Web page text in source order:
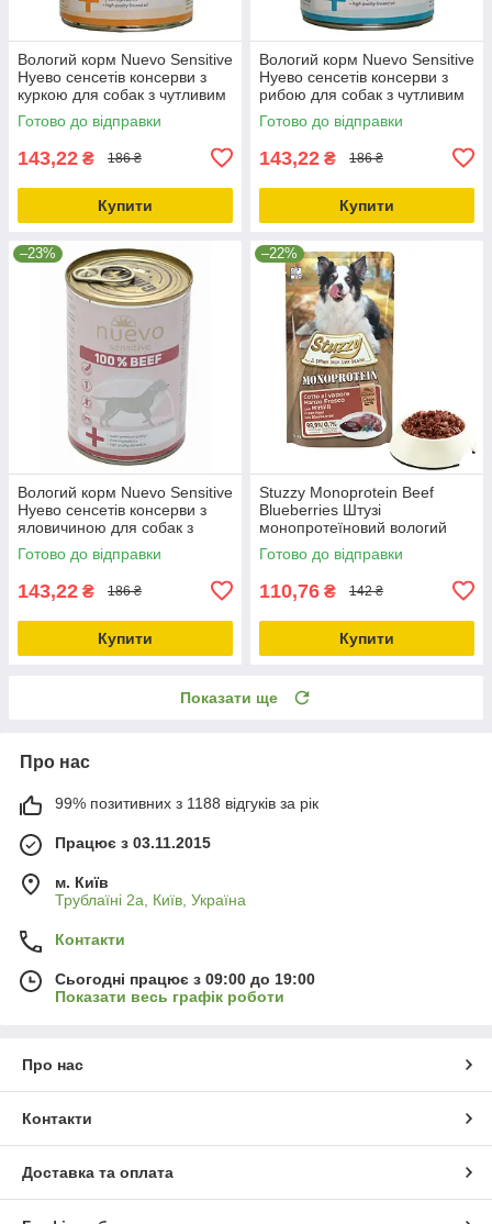
Вологий корм Nuevo Sensitive
Нуево сенсетів консерви з
куркою для собак з чутливим
травленням 400г (95154)
Готово до відправки
143,22 ₴ 186 ₴
Купити
Вологий корм Nuevo Sensitive
Нуево сенсетів консерви з
рибою для собак з чутливим
травленням 375г 95157
Готово до відправки
143,22 ₴ 186 ₴
Купити
–23%
Вологий корм Nuevo Sensitive
Нуево сенсетів консерви з
яловичиною для собак з
чутливим травленням 400г
(95151)
Готово до відправки
143,22 ₴ 186 ₴
Купити
–22%
Stuzzy Monoprotein Beef
Blueberries Штузі
монопротеїновий вологий
корм для собак яловичина з
чорницею пауч 150г (184030)
Готово до відправки
110,76 ₴ 142 ₴
Купити
Показати ще
Про нас
99% позитивних з 1188 відгуків за рік
Працює з 03.11.2015
м. Київ
Трублаїні 2а, Київ, Україна
Контакти
Сьогодні працює з 09:00 до 19:00
Показати весь графік роботи
Про нас
Контакти
Доставка та оплата